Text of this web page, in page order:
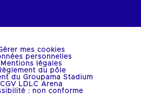
mes cookies
personnelles
Mentions légales
du pôle
du Groupama Stadium
CGV LDLC Arena
: non conforme